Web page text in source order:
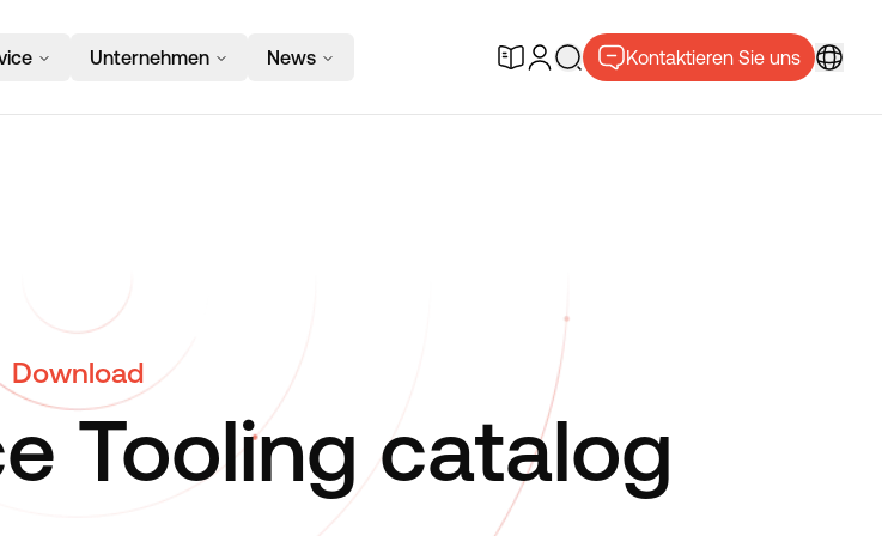
Unternehmen News Kontaktieren Sie uns
Download
Tooling catalog